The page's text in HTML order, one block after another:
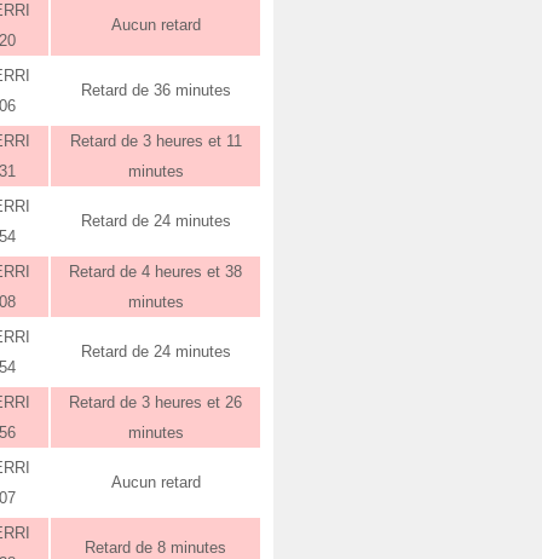
Aucun retard
Retard de 36 minutes
Retard de 3 heures et 11
minutes
Retard de 24 minutes
Retard de 4 heures et 38
minutes
Retard de 24 minutes
Retard de 3 heures et 26
minutes
Aucun retard
Retard de 8 minutes